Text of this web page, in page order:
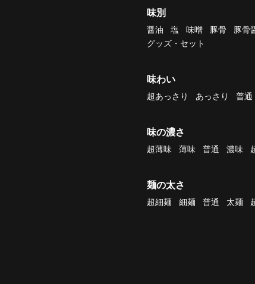
味別
醤油 塩 味噌 豚骨 豚骨
グッズ・セット
味わい
超あっさり あっさり 普通
味の濃さ
超薄味 薄味 普通 濃味
麺の太さ
超細麺 細麺 普通 太麺